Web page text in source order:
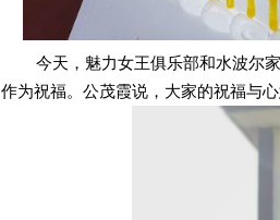
今天，魅力女王俱乐部和水波尔家
作为祝福。公茂霞说，大家的祝福与